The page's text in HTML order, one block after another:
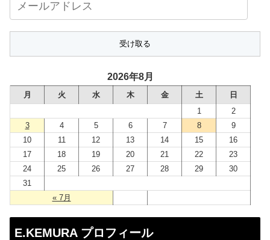
ー
ル
レ
ス
2026年8月
月 火 水 木 金 土 日
« 7月
1
2
3
4 5 6 7 8
9
10
11 12 13 14 15
16
17
18 19 20 21 22
23
24
25 26 27 28 29
30
31
E.KEMURA プロフィール